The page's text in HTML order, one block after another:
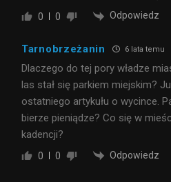
0 0 Odpowiedz
Tarnobrzeżanin 6 lata temu
Dlaczego do tej pory władze
las stał się parkiem miejskim?
ostatniego artykułu o wycince.
bierze pieniądze? Co się w
kadencji?
0 0 Odpowiedz